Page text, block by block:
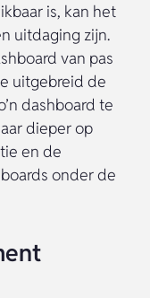
is, kan het
uitdaging zijn.
van pas
uitgebreid de
dashboard te
dieper op
en de
onder de